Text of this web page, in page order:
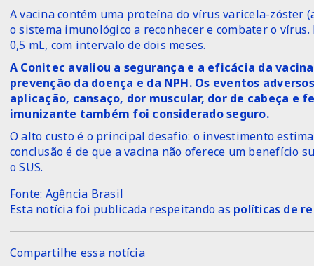
A vacina contém uma proteína do vírus varicela-zóster
o sistema imunológico a reconhecer e combater o
0,5 mL, com intervalo de dois meses.
A Conitec avaliou a segurança e a eficácia da
prevenção da doença e da NPH. Os eventos
aplicação, cansaço, dor muscular, dor de cabeça e
imunizante também foi considerado seguro.
O alto custo é o principal desafio: o investimento
conclusão é de que a vacina não oferece um
o SUS.
Fonte: Agência Brasil
Esta notícia foi publicada respeitando as políticas de
Compartilhe essa notícia